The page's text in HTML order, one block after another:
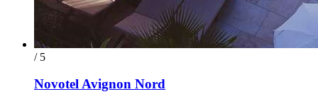
/ 5
Novotel Avignon Nord